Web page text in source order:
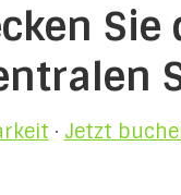
· Jetzt